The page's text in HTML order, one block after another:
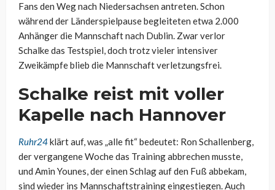
Fans den Weg nach Niedersachsen antreten. Schon
während der Länderspielpause begleiteten etwa 2.000
Anhänger die Mannschaft nach Dublin. Zwar verlor
Schalke das Testspiel, doch trotz vieler intensiver
Zweikämpfe blieb die Mannschaft verletzungsfrei.
Schalke reist mit voller
Kapelle nach Hannover
Ruhr24klärt auf, was „alle fit“ bedeutet: Ron Schallenberg,
der vergangene Woche das Training abbrechen musste,
und Amin Younes, der einen Schlag auf den Fuß abbekam,
sind wieder ins Mannschaftstraining eingestiegen. Auch